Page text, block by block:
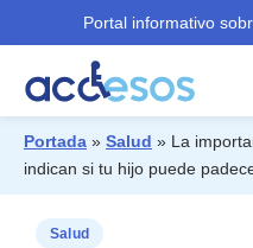
Portal informativo
¿Qué buscas?
Portada » Salud » La
indican si tu hijo puede
Salud